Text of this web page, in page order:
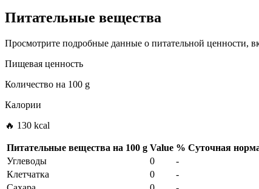
Питательные вещества
Просмотрите подробные данные о питательной ценности,
Пищевая ценность
Количество на 100 g
Калории
🔥 130 kcal
Питательные вещества на 100 g Value % Суточная
Углеводы
0
-
Клетчатка
0
-